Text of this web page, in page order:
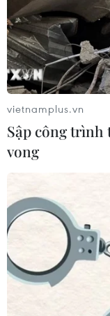
vietnamplus.vn
Sập công trình
vong